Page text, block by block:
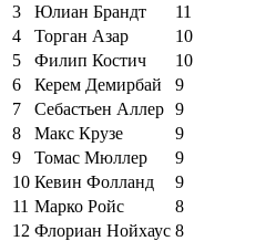
3
Юлиан Брандт
11
4
Торган Азар
10
5
Филип Костич
10
6
Керем Демирбай
9
7
Себастьен Аллер 9
8
Макс Крузе
9
9
Томас Мюллер
9
10 Кевин Фолланд
9
11 Марко Ройс
8
12 Флориан Нойхаус 8